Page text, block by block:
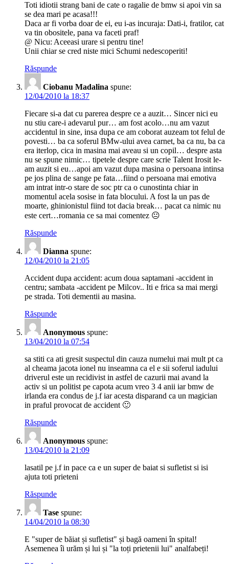
Toti idiotii strang bani de cate o ragalie de bmw si apoi vin sa
se dea mari pe acasa!!!
Daca ar fi vorba doar de ei, eu i-as incuraja: Dati-i, fratilor, cat
va tin obositele, pana va faceti praf!
@ Nicu: Aceeasi urare si pentru tine!
Unii chiar se cred niste mici Schumi nedescoperiti!
Răspunde
Ciobanu Madalina spune:
12/04/2010 la 18:37
Fiecare si-a dat cu parerea despre ce a auzit… Sincer nici eu
nu stiu care-i adevarul pur… am fost acolo…nu am vazut
accidentul in sine, insa dupa ce am coborat auzeam tot felul de
povesti… ba ca soferul BMw-ului avea carnet, ba ca nu, ba ca
era iterlop, cica in masina mai aveau si un copil… despre asta
nu se spune nimic… tipetele despre care scrie Talent Irosit le-
am auzit si eu…apoi am vazut dupa masina o persoana intinsa
pe jos plina de sange pe fata…fiind o persoana mai emotiva
am intrat intr-o stare de soc ptr ca o cunostinta chiar in
momentul acela sosise in fata blocului. A fost la un pas de
moarte, ghinionistul fiind tot dacia break… pacat ca nimic nu
este cert…romania ce sa mai comentez 😐
Răspunde
Dianna spune:
12/04/2010 la 21:05
Accident dupa accident: acum doua saptamani -accident in
centru; sambata -accident pe Milcov.. Iti e frica sa mai mergi
pe strada. Toti dementii au masina.
Răspunde
Anonymous spune:
13/04/2010 la 07:54
sa stiti ca ati gresit suspectul din cauza numelui mai mult pt ca
al cheama jacota ionel nu inseamna ca el e sii soferul iadului
driverul este un recidivist in astfel de cazurii mai avand la
activ si un politist pe capota acum vreo 3 4 anii iar bmw de
irlanda era condus de j.f iar acesta disparand ca un magician
in praful provocat de accident 🙂
Răspunde
Anonymous spune:
13/04/2010 la 21:09
lasatil pe j.f in pace ca e un super de baiat si sufletist si isi
ajuta toti prieteni
Răspunde
Tase spune:
14/04/2010 la 08:30
E "super de băiat și sufletist" și bagă oameni în spital!
Asemenea îi urăm și lui și "la toți prietenii lui" analfabeți!